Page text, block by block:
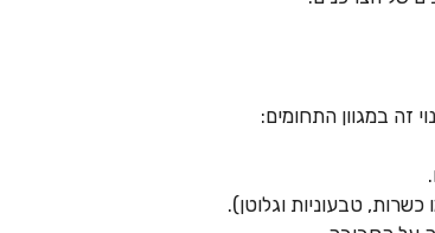
זה במגוון התחומים:
טבעוניות וגלוטן).